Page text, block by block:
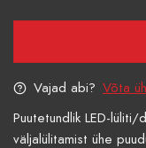
Vajad abi? Võta
Puutetundlik LED-
väljalülitamist ühe